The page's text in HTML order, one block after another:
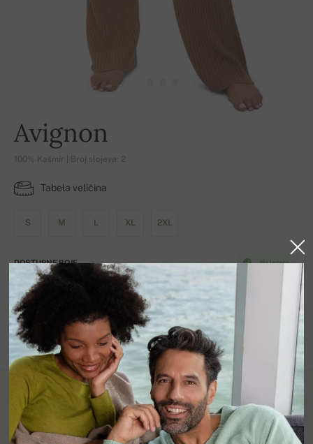
Avignon
100% Kašmir | Broj slojeva: 2
Tabela veličina
S M L XL 2XL
Na lageru
DOSTUPNE BOJE
Detalji o proizvodu